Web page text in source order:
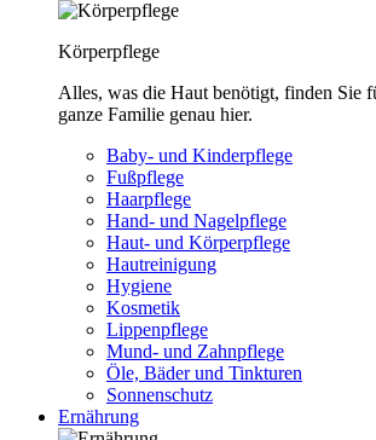
Körperpflege
Alles, was die Haut benötigt, finden Sie
ganze Familie genau hier.
Baby- und Kinderpflege
Fußpflege
Haarpflege
Hand- und Nagelpflege
Haut- und Körperpflege
Hautreinigung
Hygiene
Kosmetik
Lippenpflege
Mund- und Zahnpflege
Öle, Bäder und Tinkturen
Sonnenschutz
Ernährung